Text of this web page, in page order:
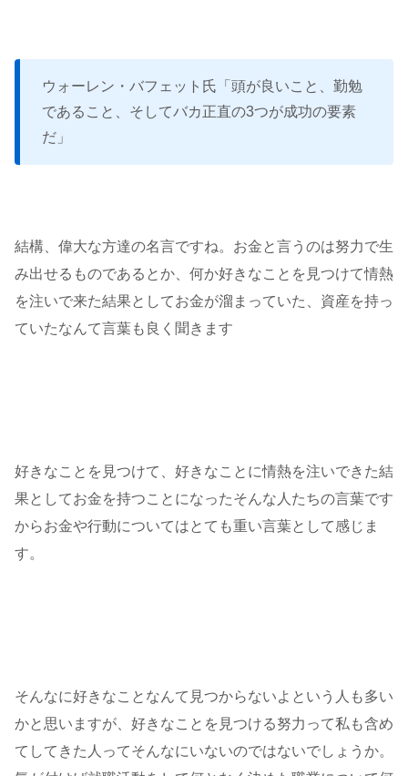
ウォーレン・バフェット氏「頭が良いこと、勤勉
であること、そしてバカ正直の3つが成功の要素
だ」
結構、偉大な方達の名言ですね。お金と言うのは努力で生
み出せるものであるとか、何か好きなことを見つけて情熱
を注いで来た結果としてお金が溜まっていた、資産を持っ
ていたなんて言葉も良く聞きます
好きなことを見つけて、好きなことに情熱を注いできた結
果としてお金を持つことになったそんな人たちの言葉です
からお金や行動についてはとても重い言葉として感じま
す。
そんなに好きなことなんて見つからないよという人も多い
かと思いますが、好きなことを見つける努力って私も含め
てしてきた人ってそんなにいないのではないでしょうか。